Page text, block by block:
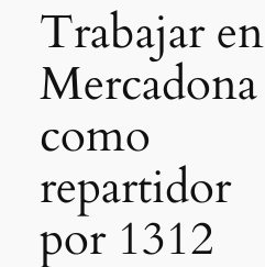
Trabajar en
Mercadona
como
repartidor
por 1312